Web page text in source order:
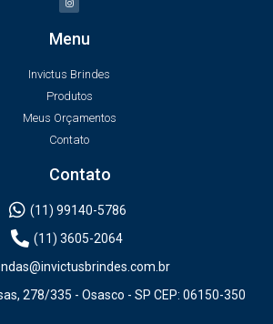
Menu
Invictus Brindes
Produtos
Meus Orçamentos
Contato
Contato
(11) 99140-5786
(11) 3605-2064
278/335 - Osasco - SP CEP: 06150-350